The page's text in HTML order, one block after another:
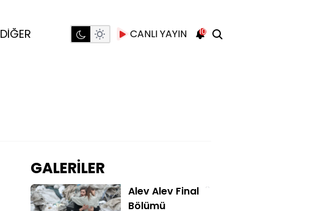
DİĞER CANLI YAYIN 10
GALERİLER
Alev Alev Final
Bölümü